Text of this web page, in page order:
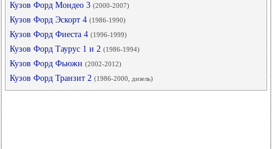
Кузов Форд Мондео 3 (2000-2007)
Кузов Форд Эскорт 4 (1986-1990)
Кузов Форд Фиеста 4 (1996-1999)
Кузов Форд Таурус 1 и 2 (1986-1994)
Кузов Форд Фьюжн (2002-2012)
Кузов Форд Транзит 2 (1986-2000, дизель)